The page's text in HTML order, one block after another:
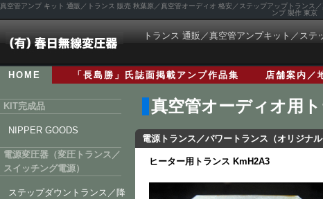
真空管アンプ キット 通販／トランス 販売 秋葉原／真空管オーディオ 格安／ステップアップトランス
ンプ 製作 東京
トランス 通販／真空管アンプキット／ス
HOME 「長島勝」氏誌面掲載アンプ作品集 店舗案内／
真空管オーディオ用
電源トランス／パワートランス（オリジナル
ヒーター用トランス KmH2A3
KIT完成品
NIPPER GOODS
電源変圧器（変圧トランス／
スイッチング電源）
ステップダウントランス／降